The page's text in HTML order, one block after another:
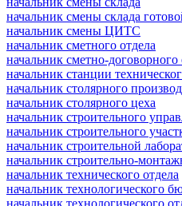
начальник смены склада
начальник смены ЦИТС
начальник сметного отдела
начальник сметно-договорного
начальник станции
начальник столярного
начальник столярного цеха
начальник строительного
начальник строительного
начальник строительной
начальник строительно-
начальник технического отдела
начальник технологического
начальник технологического